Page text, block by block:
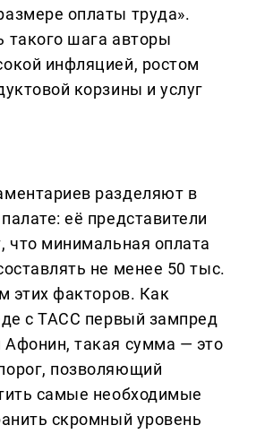
оплаты труда».
такого шага авторы
инфляцией, ростом
корзины и услуг
разделяют в
её представители
что минимальная оплата
не менее 50 тыс.
этих факторов. Как
с ТАСС первый зампред
такая сумма — это
позволяющий
самые необходимые
скромный уровень